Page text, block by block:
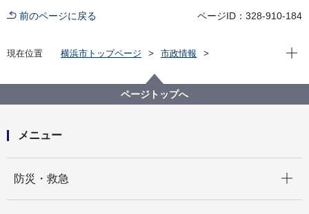
前のページに戻る ページID：328-910-184
現在位置 横浜市トップページ
市政情報
野庭住宅・野庭団地の再生に向けたサウンディング型
市場調査（対話）について企業の皆様との対話結果を
現在
ページトップへ
メニュー
防災・救急